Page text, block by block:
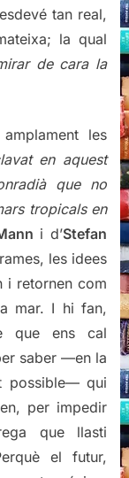
tan real,
la qual
de cara la
les
en aquest
que no
tropicals en
i d’Stefan
les idees
i retornen com
mar. I hi fan,
que ens cal
saber —en la
possible— qui
per impedir
que llasti
el futur,